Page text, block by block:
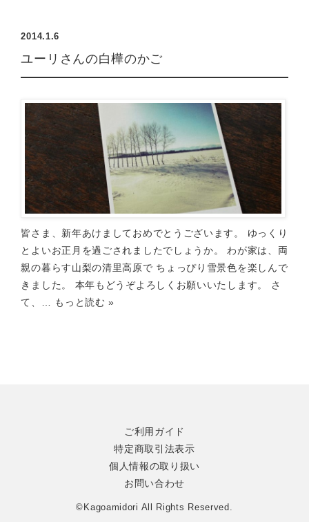
2014.1.6
ユーリさんの白樺のかご
皆さま、新年あけましておめでとうございます。 ゆっくり
とよいお正月を過ごされましたでしょうか。 わが家は、両
親の暮らす山梨の清里高原で ちょっぴり雪景色を楽しんで
きました。 本年もどうぞよろしくお願いいたします。 さ
て、…
もっと読む »
ご利用ガイド
特定商取引法表示
個人情報の取り扱い
お問い合わせ
©Kagoamidori All Rights Reserved.